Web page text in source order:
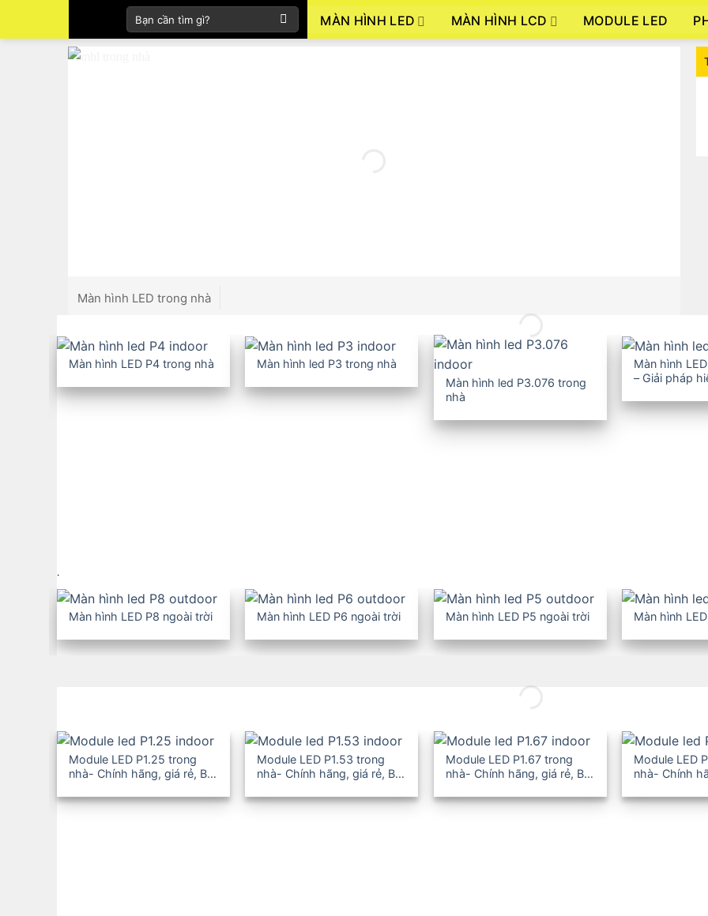
kiếm:
MÀN HÌNH LED MÀN HÌNH LCD MODULE LED
Màn hình LED trong nhà
Màn hình LCD ghép
Màn hình LED P4 trong nhà
Màn hình led P3 trong nhà
Màn hình led P3.076 trong
nhà
Màn hình
– Giải pháp
.
Màn hình LED P8 ngoài trời Màn hình LED P6 ngoài trời Màn hình LED P5 ngoài trời Màn hình
Module LED P1.25 trong
nhà- Chính hãng, giá rẻ, BH
Module LED P1.53 trong
nhà- Chính hãng, giá rẻ, BH
Module LED P1.67 trong
nhà- Chính hãng, giá rẻ, BH
Module LED
nhà- Chính